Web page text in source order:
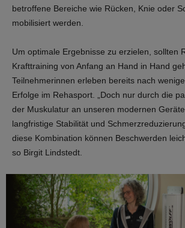
betroffene Bereiche wie Rücken, Knie oder
mobilisiert werden.
Um optimale Ergebnisse zu erzielen, sollten
Krafttraining von Anfang an Hand in Hand
Teilnehmerinnen erleben bereits nach
Erfolge im Rehasport. „Doch nur durch die
der Muskulatur an unseren modernen
langfristige Stabilität und
diese Kombination können Beschwerden
so Birgit Lindstedt.